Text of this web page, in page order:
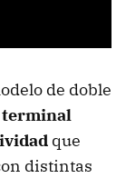
de doble
que
distintas